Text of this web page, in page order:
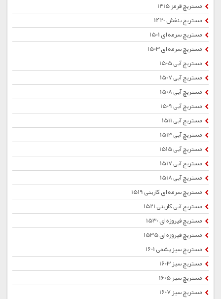
مستربچ قرمز 1415
مستربچ بنفش 1420
مستربچ سرمه ای 1501
مستربچ سرمه ای 1503
مستربچ آبی 1505
مستربچ آبی 1507
مستربچ آبی 1508
مستربچ آبی 1509
مستربچ آبی 1511
مستربچ آبی 1513
مستربچ آبی 1515
مستربچ آبی 1517
مستربچ آبی 1518
مستربچ سرمه ای کاربنی 1519
مستربچ آبی کاربنی 1521
مستربچ فیروزه ای 1530
مستربچ فیروزه ای 1535
مستربچ سبز یشمی 1601
مستربچ سبز 1603
مستربچ سبز 1605
مستربچ سبز 1607